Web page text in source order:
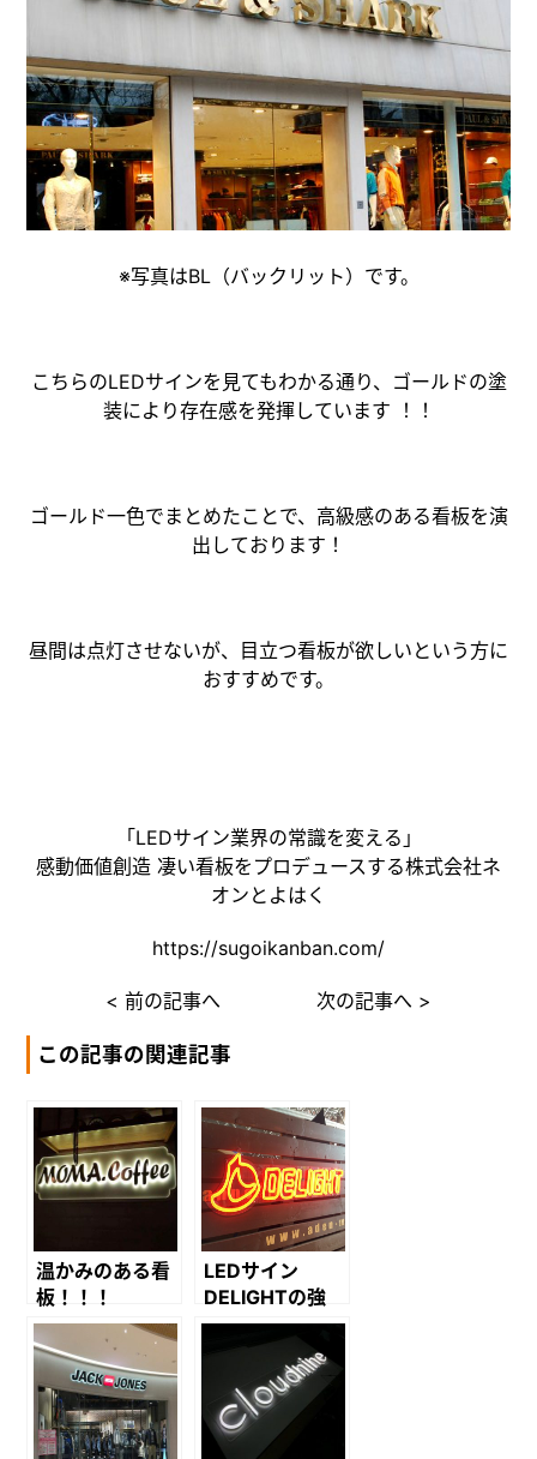
※写真はBL（バックリット）です。
こちらのLEDサインを見てもわかる通り、ゴールドの塗
装により存在感を発揮しています ！！
ゴールド一色でまとめたことで、高級感のある看板を演
出しております！
昼間は点灯させないが、目立つ看板が欲しいという方に
おすすめです。
「LEDサイン業界の常識を変える」
感動価値創造 凄い看板をプロデュースする株式会社ネ
オンとよはく
https://sugoikanban.com/
< 前の記事へ 次の記事へ >
この記事の関連記事
温かみのある看
板！！！
LEDサイン
DELIGHTの強
み！！！